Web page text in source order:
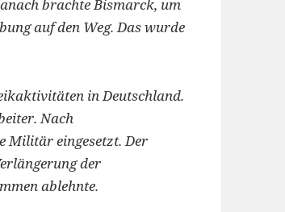
brachte Bismarck, um
auf den Weg. Das wurde
in Deutschland.
Nach
Militär eingesetzt. Der
der
ablehnte.